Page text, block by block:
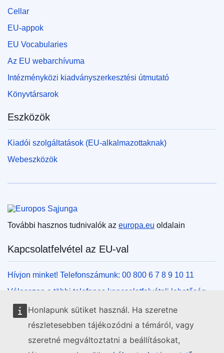
Honlapunk sütiket használ. Ha szeretne
részletesebben tájékozódni a témáról, vagy
szeretné megváltoztatni a beállításokat,
Cellar
EU-appok
EU Vocabularies
Az EU webarchívuma
Intézményközi kiadványszerkesztési útmutató
Könyvtársarok
Eszközök
Kiadói szolgáltatások (EU-alkalmazottaknak)
Webeszközök
További hasznos tudnivalók az europa.eu oldalain
Kapcsolatfelvétel az EU-val
Hívjon minket! Telefonszámunk: 00 800 6 7 8 9 10 11
Válasszon a többi telefonos kapcsolatfelvételi lehetőség
közül!
Írjon nekünk kapcsolatfelvételi űrlapunk kitöltésével!
Jöjjön el személyesen az uniós központok egyikébe!